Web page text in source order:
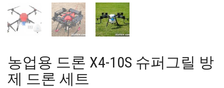
농업용 드론 X4-10S 슈퍼그릴 방
제 드론 세트